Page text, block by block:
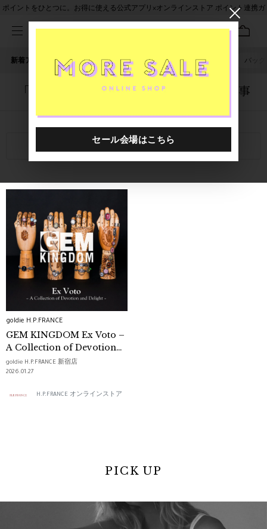
ポイントをひとつに。お得に使える公式アプリ×オンラインストア ポイント連携ガ
新着アイテム 人気ワード セール 40th限定 ピアス バッグ
「1020401.2610007.0999」に関する記事
関連キーワード
goldie H.P.FRANCE
GEM KINGDOM Ex Voto –
A Collection of Devotion
and Delight –
goldie H.P.FRANCE 新宿店
2026.01.27
H.P.FRANCE オンラインストア
PICK UP